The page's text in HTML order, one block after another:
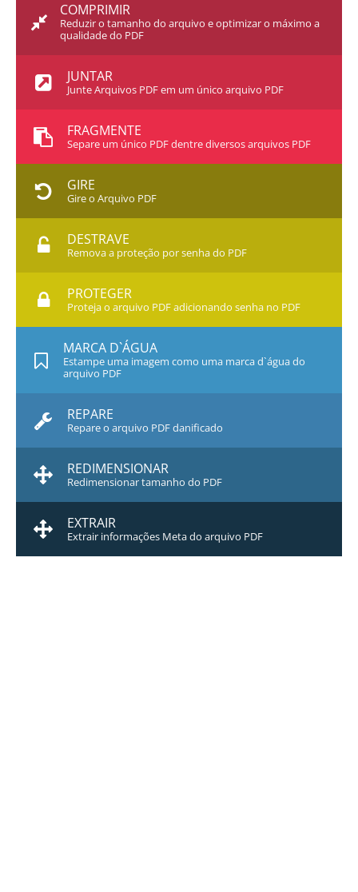
COMPRIMIR
Reduzir o tamanho do arquivo e optimizar o máximo a
qualidade do PDF
JUNTAR
Junte Arquivos PDF em um único arquivo PDF
FRAGMENTE
Separe um único PDF dentre diversos arquivos PDF
GIRE
Gire o Arquivo PDF
DESTRAVE
Remova a proteção por senha do PDF
PROTEGER
Proteja o arquivo PDF adicionando senha no PDF
MARCA D`ÁGUA
Estampe uma imagem como uma marca d`água do
arquivo PDF
REPARE
Repare o arquivo PDF danificado
REDIMENSIONAR
Redimensionar tamanho do PDF
EXTRAIR
Extrair informações Meta do arquivo PDF